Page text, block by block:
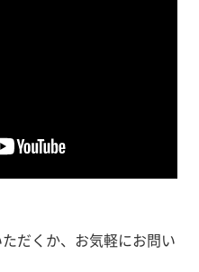
だくか、お気軽にお問い